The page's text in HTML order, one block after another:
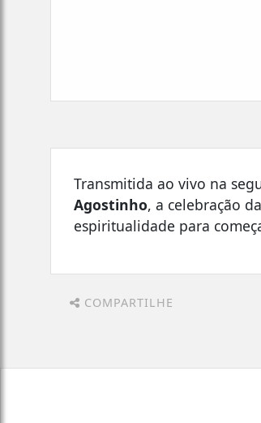
Transmitida ao vivo na
Agostinho, a celebração
espiritualidade para
COMPARTILHE